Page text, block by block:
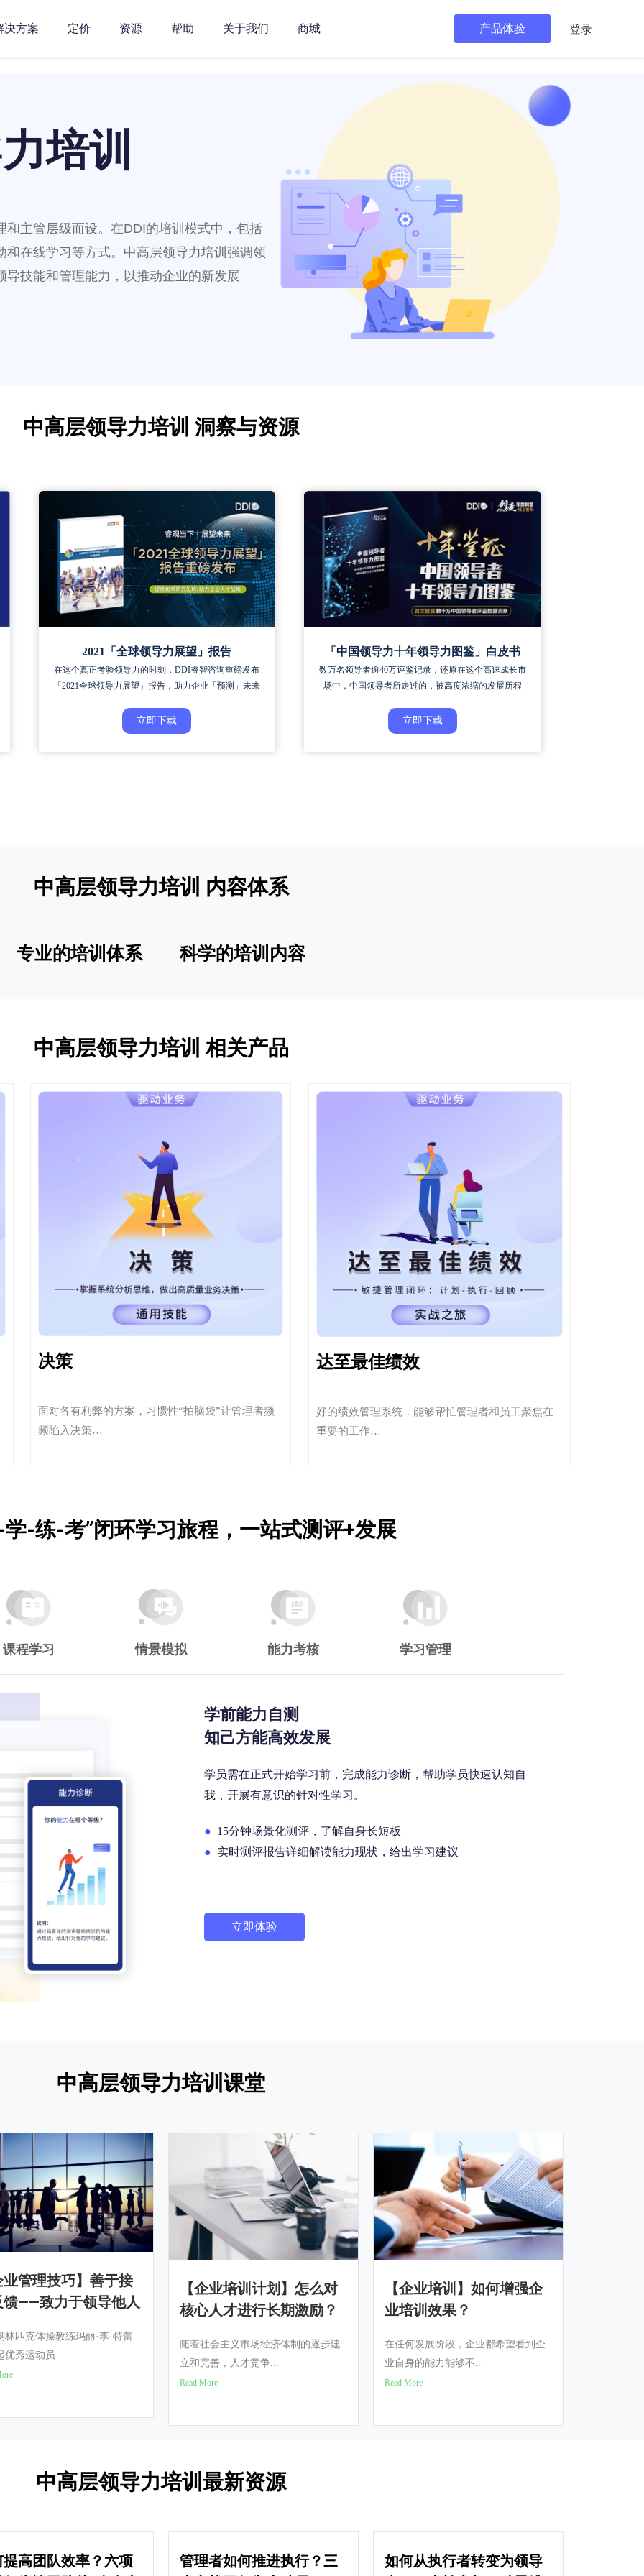
决方案 定价 资源 帮助 关于我们 商城 产品体验 登录
培训
主管层级而设。在DDI的培训模式中，包括
在线学习等方式。中高层领导力培训强调领
技能和管理能力，以推动企业的新发展
中高层领导力培训 洞察与资源
2021「全球领导力展望」报告
在这个真正考验领导力的时刻，DDI睿智咨询重磅发布
「2021全球领导力展望」报告，助力企业「预测」未来
立即下载
「中国领导力十年领导力图鉴」白皮书
数万名领导者逾40万评鉴记录，还原在这个高速成长市
场中，中国领导者所走过的，被高度浓缩的发展历程
立即下载
中高层领导力培训 内容体系
专业的培训体系 科学的培训内容
中高层领导力培训 相关产品
决策
面对各有利弊的方案，习惯性“拍脑袋”让管理者频
频陷入决策…
达至最佳绩效
好的绩效管理系统，能够帮忙管理者和员工聚焦在
重要的工作…
学-练-考”闭环学习旅程，一站式测评+发展
课程学习 情景模拟 能力考核 学习管理
学前能力自测
知己方能高效发展
学员需在正式开始学习前，完成能力诊断，帮助学员快速认知自
我，开展有意识的针对性学习。
● 15分钟场景化测评，了解自身长短板
● 实时测评报告详细解读能力现状，给出学习建议
立即体验
中高层领导力培训课堂
业管理技巧】善于接
馈——致力于领导他人
林匹克体操教练玛丽·李·特蕾
优秀运动员...
【企业培训计划】怎么对
核心人才进行长期激励？
随着社会主义市场经济体制的逐步建
立和完善，人才竞争...
Read More
【企业培训】如何增强企
业培训效果？
在任何发展阶段，企业都希望看到企
业自身的能力能够不...
Read More
中高层领导力培训最新资源
提高团队效率？六项
管理者如何推进执行？三
如何从执行者转变为领导